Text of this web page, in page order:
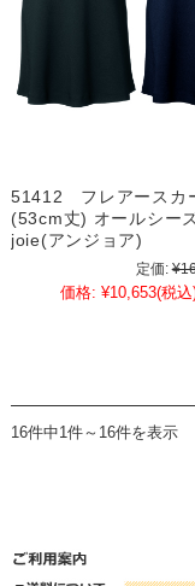
51412 フレアースカ
(53cm丈) オールシー
joie(アンジョア)
定価:
価格: ¥10,653(税込
16件中1件～16件を表示